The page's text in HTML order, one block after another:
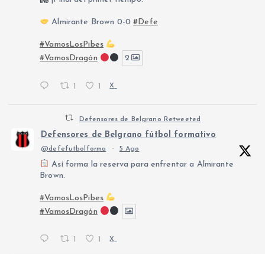
Almirante Brown 0-0#Defe
#VamosLosPibes
#VamosDragón
2
1 1 X
Defensores de Belgrano Retweeted
Defensores de Belgrano fútbol formativo
@defefutbolforma · 5 Ago
Así forma la reserva para enfrentar a Almirante
Brown.
#VamosLosPibes
#VamosDragón
X